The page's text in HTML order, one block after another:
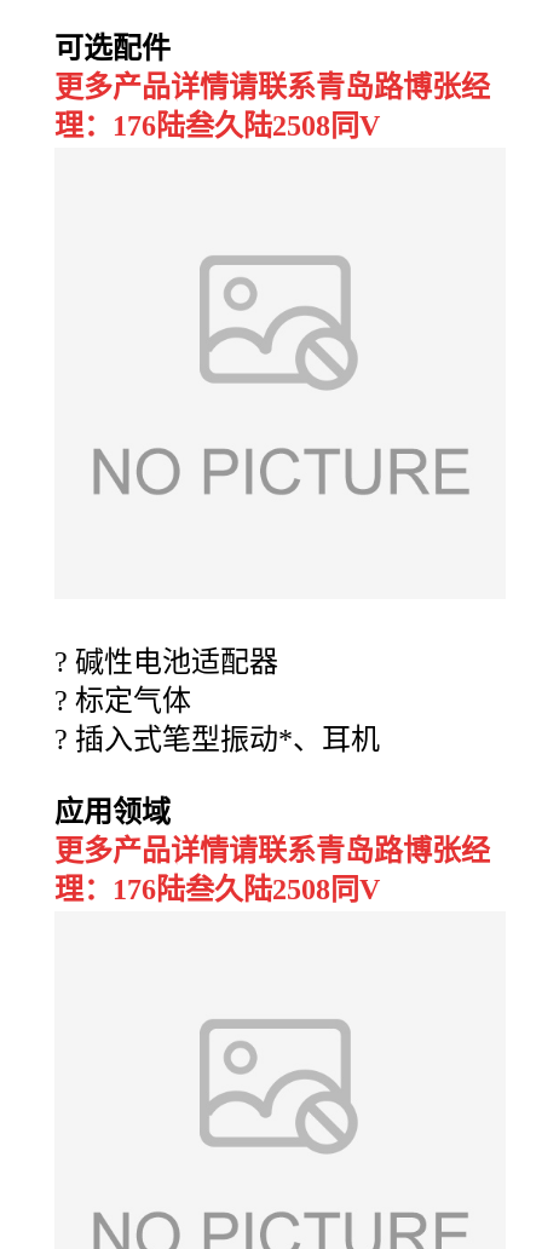
可选配件
更多产品详情请联系青岛路博张经
理：176陆叁久陆2508同V
? 碱性电池适配器
? 标定气体
? 插入式笔型振动*、耳机
应用领域
更多产品详情请联系青岛路博张经
理：176陆叁久陆2508同V